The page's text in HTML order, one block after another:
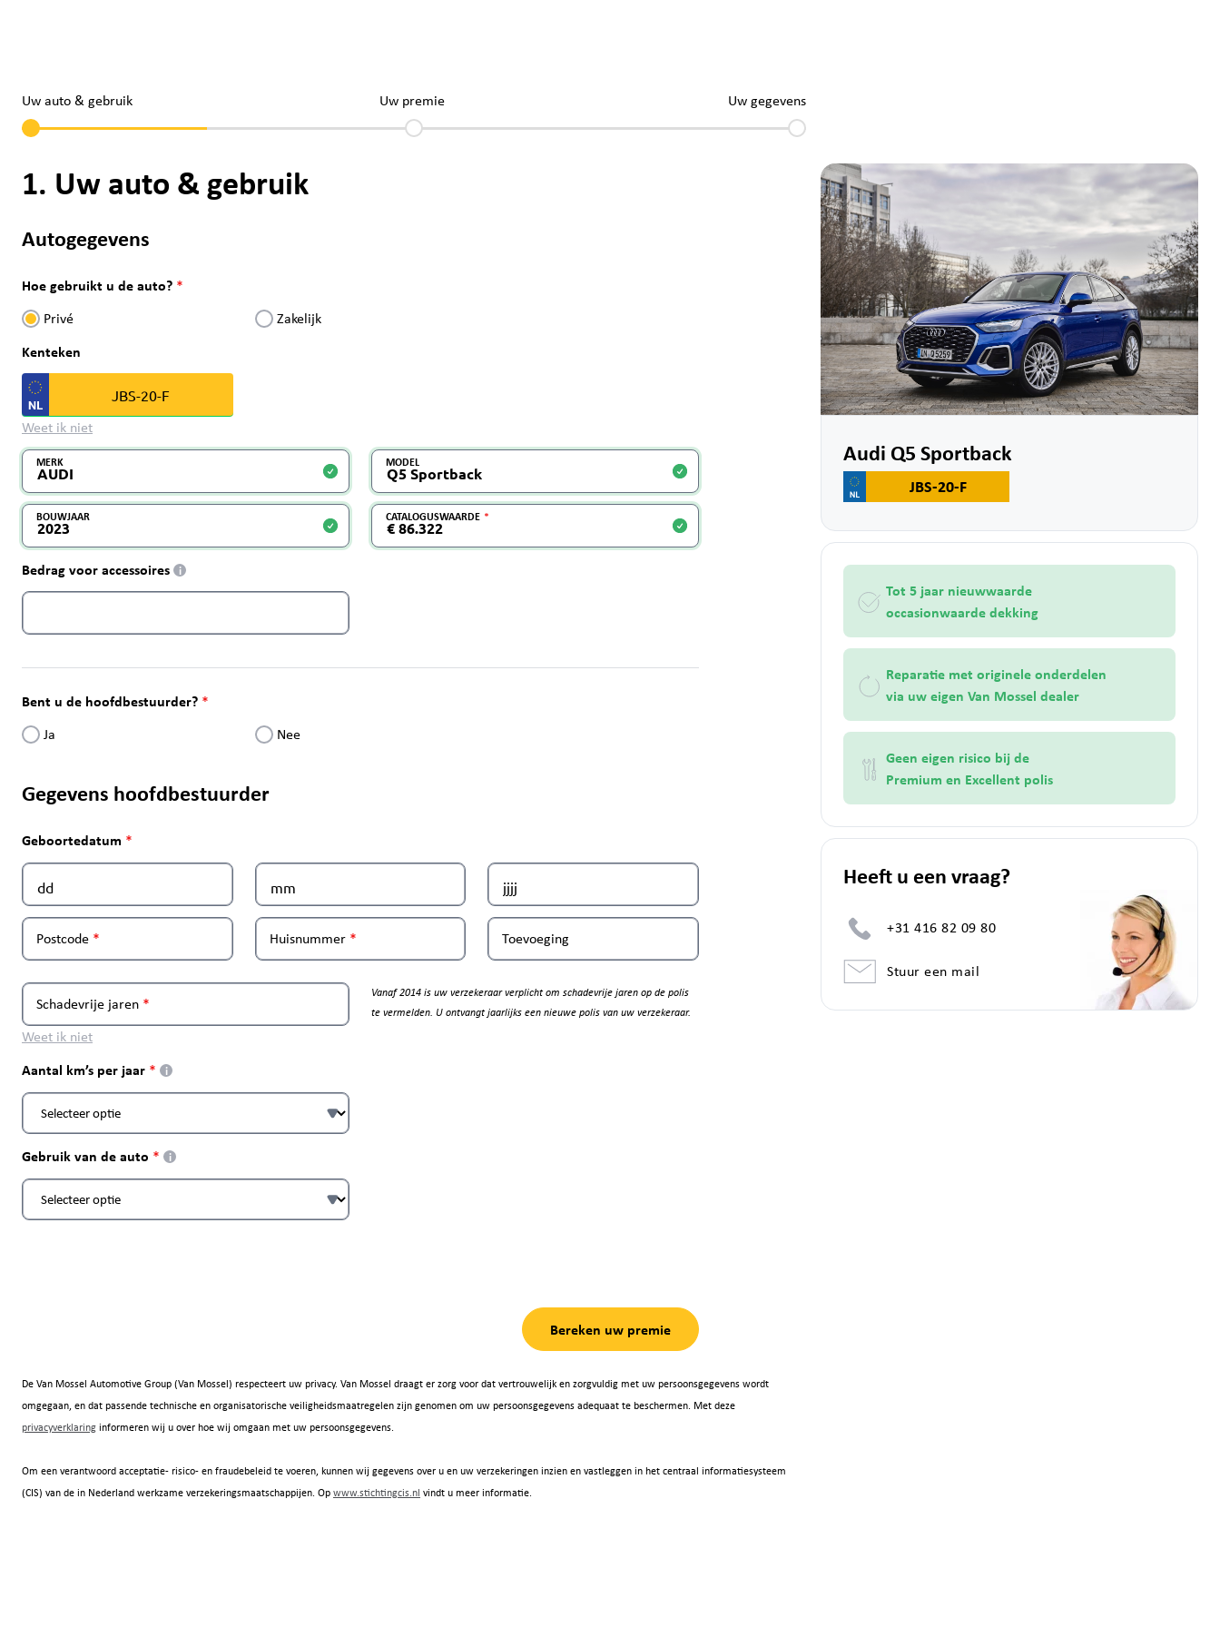
Uw auto & gebruik Uw premie Uw gegevens
1. Uw auto & gebruik
Autogegevens
Hoe gebruikt u de auto?
Privé Zakelijk
Kenteken
Weet ik niet
MERK MODEL
BOUWJAAR CATALOGUSWAARDE
Bedrag voor accessoires i
Bent u de hoofdbestuurder?
Ja Nee
Gegevens hoofdbestuurder
Geboortedatum
Postcode Huisnummer Toevoeging
Schadevrije jaren
Weet ik niet
Vanaf 2014 is uw verzekeraar verplicht om schadevrije jaren op de polis
te vermelden. U ontvangt jaarlijks een nieuwe polis van uw verzekeraar.
Aantal km’s per jaar i
Gebruik van de auto i
Bereken uw premie
De Van Mossel Automotive Group (Van Mossel) respecteert uw privacy. Van Mossel draagt er zorg voor dat vertrouwelijk en zorgvuldig met uw persoonsgegevens wordt
omgegaan, en dat passende technische en organisatorische veiligheidsmaatregelen zijn genomen om uw persoonsgegevens adequaat te beschermen. Met deze
privacyverklaringinformeren wij u over hoe wij omgaan met uw persoonsgegevens.
Om een verantwoord acceptatie- risico- en fraudebeleid te voeren, kunnen wij gegevens over u en uw verzekeringen inzien en vastleggen in het centraal informatiesysteem
(CIS) van de in Nederland werkzame verzekeringsmaatschappijen. Opwww.stichtingcis.nl vindt u meer informatie.
Audi Q5 Sportback
JBS-20-F
Tot 5 jaar nieuwwaarde
occasionwaarde dekking
Reparatie met originele onderdelen
via uw eigen Van Mossel dealer
Geen eigen risico bij de
Premium en Excellent polis
Heeft u een vraag?
+31 416 82 09 80
Stuur een mail